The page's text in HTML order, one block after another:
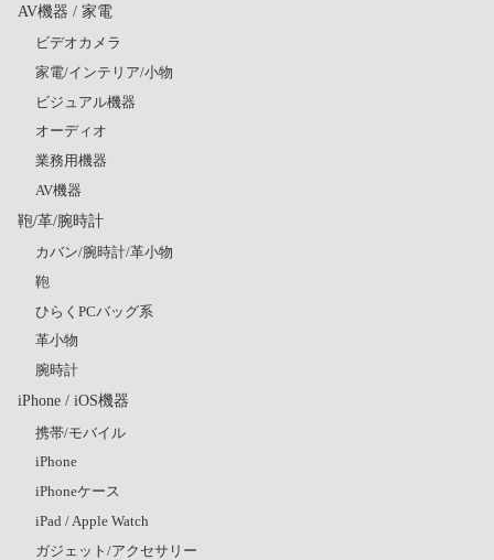
AV機器 / 家電
ビデオカメラ
家電/インテリア/小物
ビジュアル機器
オーディオ
業務用機器
AV機器
鞄/革/腕時計
カバン/腕時計/革小物
鞄
ひらくPCバッグ系
革小物
腕時計
iPhone / iOS機器
携帯/モバイル
iPhone
iPhoneケース
iPad / Apple Watch
ガジェット/アクセサリー